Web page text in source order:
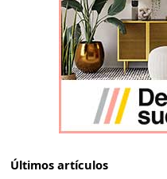
Últimos artículos